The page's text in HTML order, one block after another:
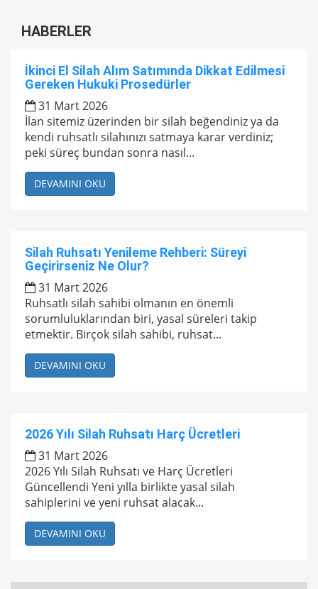
HABERLER
İkinci El Silah Alım Satımında Dikkat Edilmesi
Gereken Hukuki Prosedürler
31 Mart 2026
İlan sitemiz üzerinden bir silah beğendiniz ya da
kendi ruhsatlı silahınızı satmaya karar verdiniz;
peki süreç bundan sonra nasıl...
DEVAMINI OKU
Silah Ruhsatı Yenileme Rehberi: Süreyi
Geçirirseniz Ne Olur?
31 Mart 2026
Ruhsatlı silah sahibi olmanın en önemli
sorumluluklarından biri, yasal süreleri takip
etmektir. Birçok silah sahibi, ruhsat...
DEVAMINI OKU
2026 Yılı Silah Ruhsatı Harç Ücretleri
31 Mart 2026
2026 Yılı Silah Ruhsatı ve Harç Ücretleri
Güncellendi Yeni yılla birlikte yasal silah
sahiplerini ve yeni ruhsat alacak...
DEVAMINI OKU